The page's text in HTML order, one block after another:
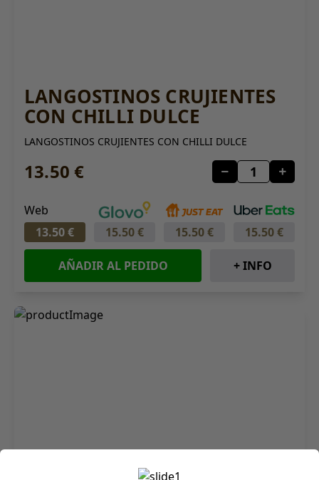
LANGOSTINOS CRUJIENTES
CON CHILLI DULCE
LANGOSTINOS CRUJIENTES CON CHILLI DULCE
13.50 €
Web
13.50 €
15.50 € 15.50 € 15.50 €
AÑADIR AL PEDIDO + INFO